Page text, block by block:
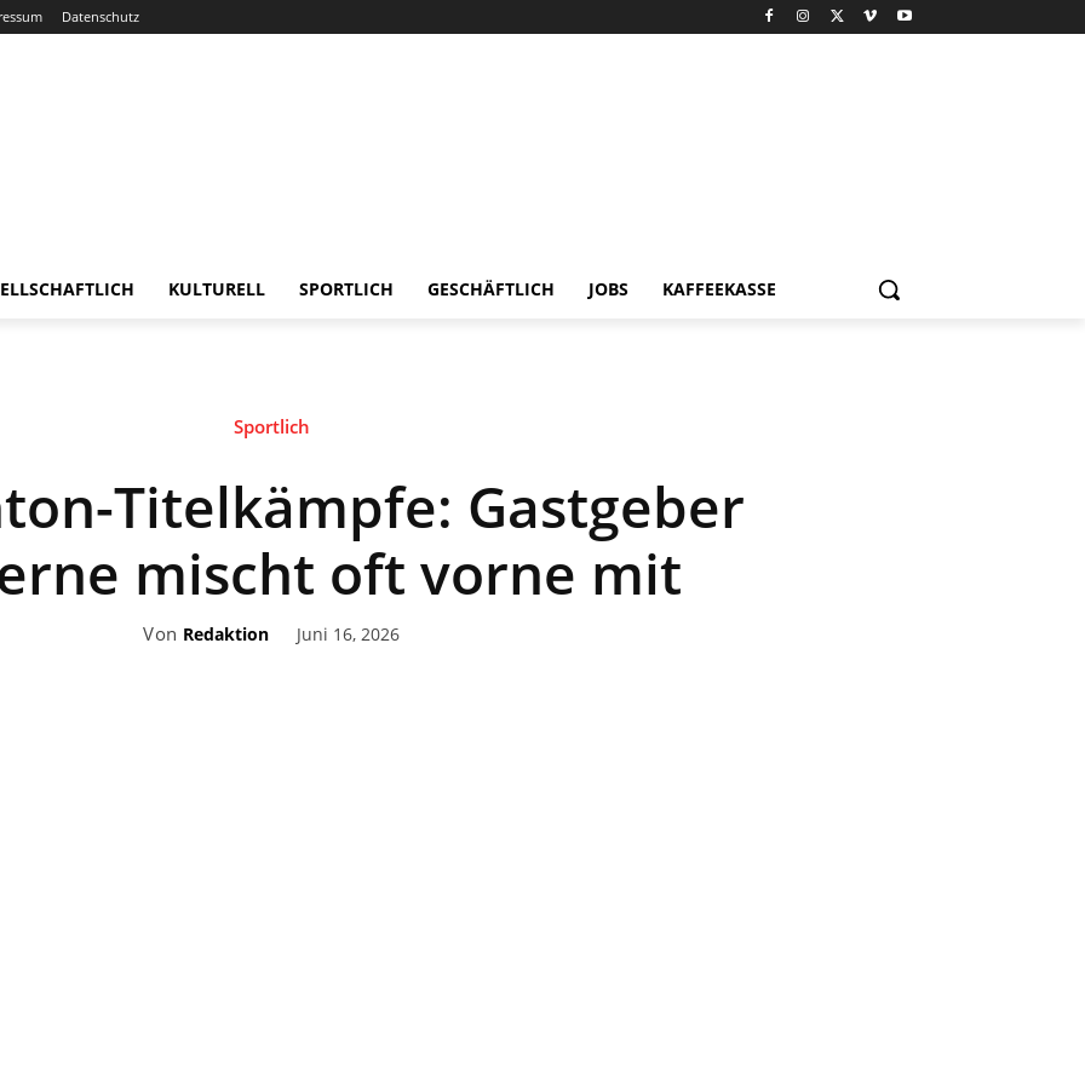
Datenschutz
KULTURELL SPORTLICH GESCHÄFTLICH JOBS KAFFEEKASSE
Sportlich
Titelkämpfe: Gastgeber
mischt oft vorne mit
Von Redaktion Juni 16, 2026